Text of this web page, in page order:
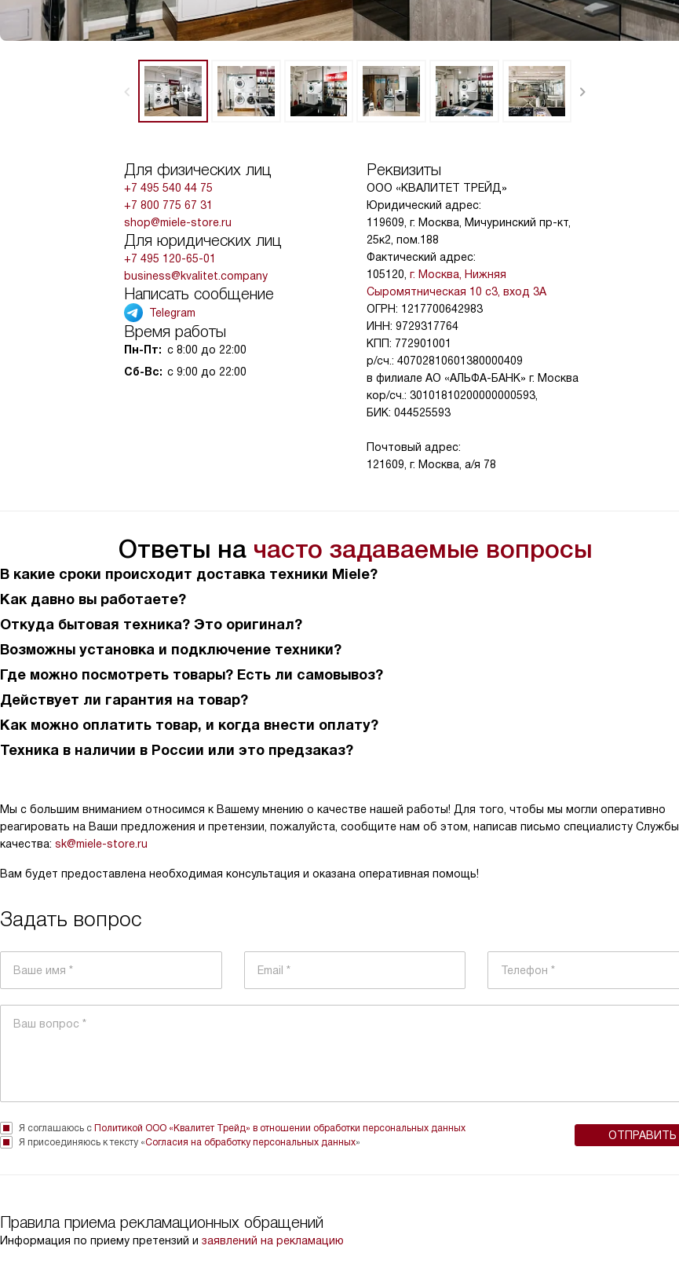
Для физических лиц
+7 495 540 44 75
+7 800 775 67 31
shop@miele-store.ru
Для юридических лиц
+7 495 120-65-01
business@kvalitet.company
Написать сообщение
Telegram
Время работы
Пн-Пт: с 8:00 до 22:00
Сб-Вс: с 9:00 до 22:00
Реквизиты
ООО «КВАЛИТЕТ ТРЕЙД»
Юридический адрес:
119609, г. Москва, Мичуринский пр-кт,
25к2, пом.188
Фактический адрес:
105120, г. Москва, Нижняя
Сыромятническая 10 с3, вход 3А
ОГРН: 1217700642983
ИНН: 9729317764
КПП: 772901001
р/сч.: 40702810601380000409
в филиале АО «АЛЬФА-БАНК» г. Москва
кор/сч.: 30101810200000000593,
БИК: 044525593
Почтовый адрес:
121609, г. Москва, а/я 78
Ответы на часто задаваемые вопросы
В какие сроки происходит доставка техники Miele?
Как давно вы работаете?
Откуда бытовая техника? Это оригинал?
Возможны установка и подключение техники?
Где можно посмотреть товары? Есть ли самовывоз?
Действует ли гарантия на товар?
Как можно оплатить товар, и когда внести оплату?
Техника в наличии в России или это предзаказ?
Мы с большим вниманием относимся к Вашему мнению о качестве нашей работы! Для того, чтобы мы могли оперативно
реагировать на Ваши предложения и претензии, пожалуйста, сообщите нам об этом, написав письмо специалисту Службы
качества: sk@miele-store.ru
Вам будет предоставлена необходимая консультация и оказана оперативная помощь!
Задать вопрос
Я соглашаюсь с Политикой ООО «Квалитет Трейд» в отношении обработки персональных данных
Я присоединяюсь к тексту «Согласия на обработку персональных данных»
Правила приема рекламационных обращений
Информация по приему претензий и заявлений на рекламацию